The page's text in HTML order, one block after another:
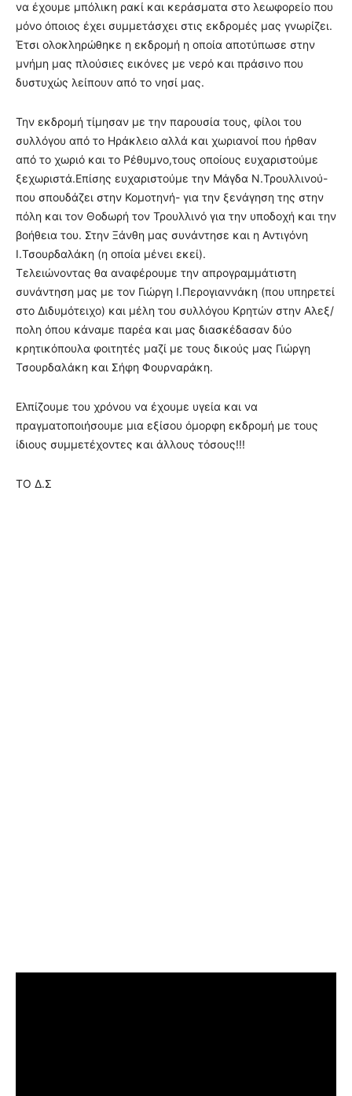
να έχουμε μπόλικη ρακί και κεράσματα στο λεωφορείο που
μόνο όποιος έχει συμμετάσχει στις εκδρομές μας γνωρίζει.
Έτσι ολοκληρώθηκε η εκδρομή η οποία αποτύπωσε στην
μνήμη μας πλούσιες εικόνες με νερό και πράσινο που
δυστυχώς λείπουν από το νησί μας.
Την εκδρομή τίμησαν με την παρουσία τους, φίλοι του
συλλόγου από το Ηράκλειο αλλά και χωριανοί που ήρθαν
από το χωριό και το Ρέθυμνο,τους οποίους ευχαριστούμε
ξεχωριστά.Επίσης ευχαριστούμε την Μάγδα Ν.Τρουλλινού-
που σπουδάζει στην Κομοτηνή- για την ξενάγηση της στην
πόλη και τον Θοδωρή τον Τρουλλινό για την υποδοχή και την
βοήθεια του. Στην Ξάνθη μας συνάντησε και η Αντιγόνη
Ι.Τσουρδαλάκη (η οποία μένει εκεί).
Τελειώνοντας θα αναφέρουμε την απρογραμμάτιστη
συνάντηση μας με τον Γιώργη Ι.Περογιαννάκη (που υπηρετεί
στο Διδυμότειχο) και μέλη του συλλόγου Κρητών στην Αλεξ/
πολη όπου κάναμε παρέα και μας διασκέδασαν δύο
κρητικόπουλα φοιτητές μαζί με τους δικούς μας Γιώργη
Τσουρδαλάκη και Σήφη Φουρναράκη.
Ελπίζουμε του χρόνου να έχουμε υγεία και να
πραγματοποιήσουμε μια εξίσου όμορφη εκδρομή με τους
ίδιους συμμετέχοντες και άλλους τόσους!!!
ΤΟ Δ.Σ